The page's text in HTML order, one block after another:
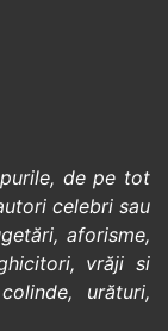
de pe tot
celebrisau
,aforisme,
, vrăji si
colinde, urături,